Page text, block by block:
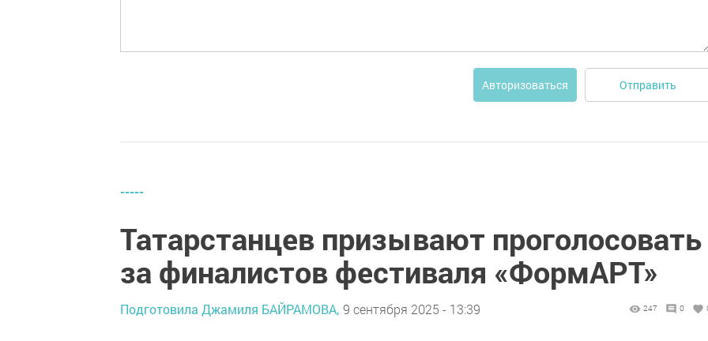
Авторизоваться Отправить
-----
Татарстанцев призывают проголосовать
за финалистов фестиваля «ФормАРТ»
Подготовила Джамиля БАЙРАМОВА, 9 сентября 2025 - 13:39 247 0